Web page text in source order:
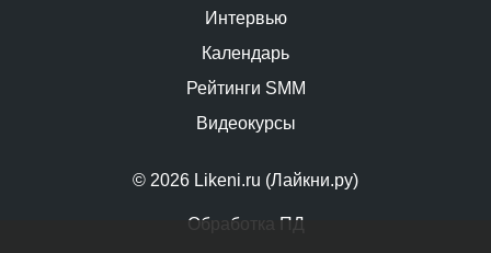
© 2026 Likeni.ru (Лайкни.ру)
Обработка ПД
Интервью
Календарь
Рейтинги SMM
Видеокурсы